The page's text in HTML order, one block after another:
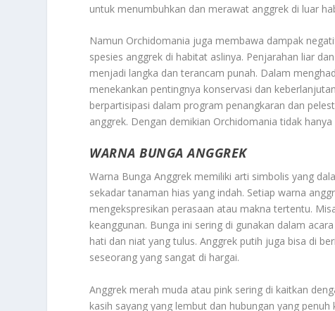
untuk menumbuhkan dan merawat anggrek di luar
Namun Orchidomania juga membawa dampak
spesies anggrek di habitat aslinya. Penjarahan liar
menjadi langka dan terancam punah. Dalam
menekankan pentingnya konservasi dan
berpartisipasi dalam program penangkaran dan
anggrek. Dengan demikian Orchidomania tidak
WARNA BUNGA ANGGREK
Warna Bunga Anggrek memiliki arti simbolis yang
sekadar tanaman hias yang indah. Setiap warna
mengekspresikan perasaan atau makna tertentu.
keanggunan. Bunga ini sering di gunakan dalam
hati dan niat yang tulus. Anggrek putih juga bisa di
seseorang yang sangat di hargai.
Anggrek merah muda atau pink sering di kaitkan
kasih sayang yang lembut dan hubungan yang